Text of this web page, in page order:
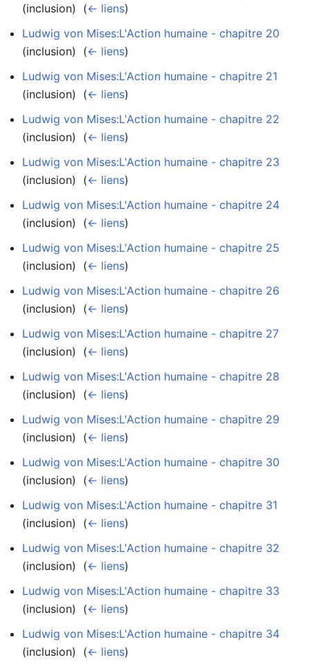
(inclusion) ‎ (← liens)
Ludwig von Mises:L'Action humaine - chapitre 20
(inclusion) ‎ (← liens)
Ludwig von Mises:L'Action humaine - chapitre 21
(inclusion) ‎ (← liens)
Ludwig von Mises:L'Action humaine - chapitre 22
(inclusion) ‎ (← liens)
Ludwig von Mises:L'Action humaine - chapitre 23
(inclusion) ‎ (← liens)
Ludwig von Mises:L'Action humaine - chapitre 24
(inclusion) ‎ (← liens)
Ludwig von Mises:L'Action humaine - chapitre 25
(inclusion) ‎ (← liens)
Ludwig von Mises:L'Action humaine - chapitre 26
(inclusion) ‎ (← liens)
Ludwig von Mises:L'Action humaine - chapitre 27
(inclusion) ‎ (← liens)
Ludwig von Mises:L'Action humaine - chapitre 28
(inclusion) ‎ (← liens)
Ludwig von Mises:L'Action humaine - chapitre 29
(inclusion) ‎ (← liens)
Ludwig von Mises:L'Action humaine - chapitre 30
(inclusion) ‎ (← liens)
Ludwig von Mises:L'Action humaine - chapitre 31
(inclusion) ‎ (← liens)
Ludwig von Mises:L'Action humaine - chapitre 32
(inclusion) ‎ (← liens)
Ludwig von Mises:L'Action humaine - chapitre 33
(inclusion) ‎ (← liens)
Ludwig von Mises:L'Action humaine - chapitre 34
(inclusion) ‎ (← liens)